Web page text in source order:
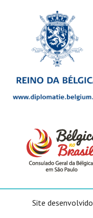
Site desenvolvido